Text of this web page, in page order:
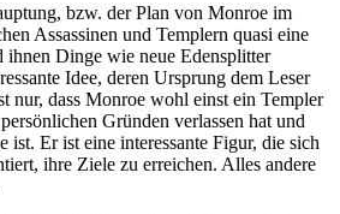
bzw. der Plan von Monroe im
Assassinen und Templern quasi eine
Dinge wie neue Edensplitter
Idee, deren Ursprung dem Leser
nur, dass Monroe wohl einst ein Templer
Gründen verlassen hat und
ist. Er ist eine interessante Figur, die sich
ihre Ziele zu erreichen. Alles andere